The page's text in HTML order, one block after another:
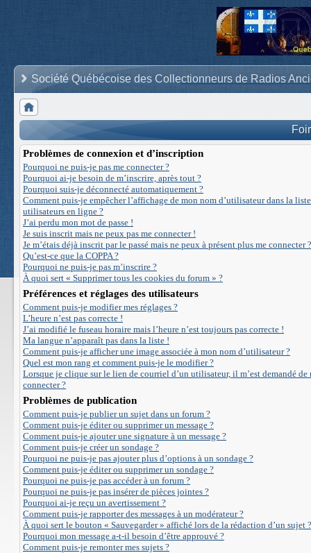
Société Québécoise des Collectionneurs de Radios
Problèmes de connexion et d’inscription
Pourquoi ne puis-je pas me connecter ?
Pourquoi ai-je besoin de m’inscrire, après tout ?
Pourquoi suis-je déconnecté automatiquement ?
Comment puis-je empêcher l’affichage de mon nom d’utilisateur dans la
utilisateurs en ligne ?
J’ai perdu mon mot de passe !
Je suis inscrit mais ne peux pas me connecter !
Je m’étais déjà inscrit par le passé mais ne peux à présent plus me connecter
Qu’est-ce que la COPPA ?
Pourquoi ne puis-je pas m’inscrire ?
À quoi sert « Supprimer tous les cookies du forum » ?
Préférences et réglages des utilisateurs
Comment puis-je modifier mes réglages ?
L’heure n’est pas correcte !
J’ai modifié le fuseau horaire mais l’heure n’est toujours pas correcte !
Ma langue n’apparaît pas dans la liste !
Comment puis-je afficher une image associée à mon nom d’utilisateur ?
Quel est mon rang et comment puis-je le modifier ?
Lorsque je clique sur le lien de courriel d’un utilisateur, il m’est demandé de
connecter ?
Problèmes de publication
Comment puis-je publier un sujet dans un forum ?
Comment puis-je éditer ou supprimer un message ?
Comment puis-je ajouter une signature à un message ?
Comment puis-je créer un sondage ?
Pourquoi ne puis-je pas ajouter plus d’options à un sondage ?
Comment puis-je éditer ou supprimer un sondage ?
Pourquoi ne puis-je pas accéder à un forum ?
Pourquoi ne puis-je pas insérer de pièces jointes ?
Pourquoi ai-je reçu un avertissement ?
Comment puis-je rapporter des messages à un modérateur ?
À quoi sert le bouton « Sauvegarder » affiché lors de la rédaction d’un sujet ?
Pourquoi mon message a-t-il besoin d’être approuvé ?
Comment puis-je remonter mes sujets ?